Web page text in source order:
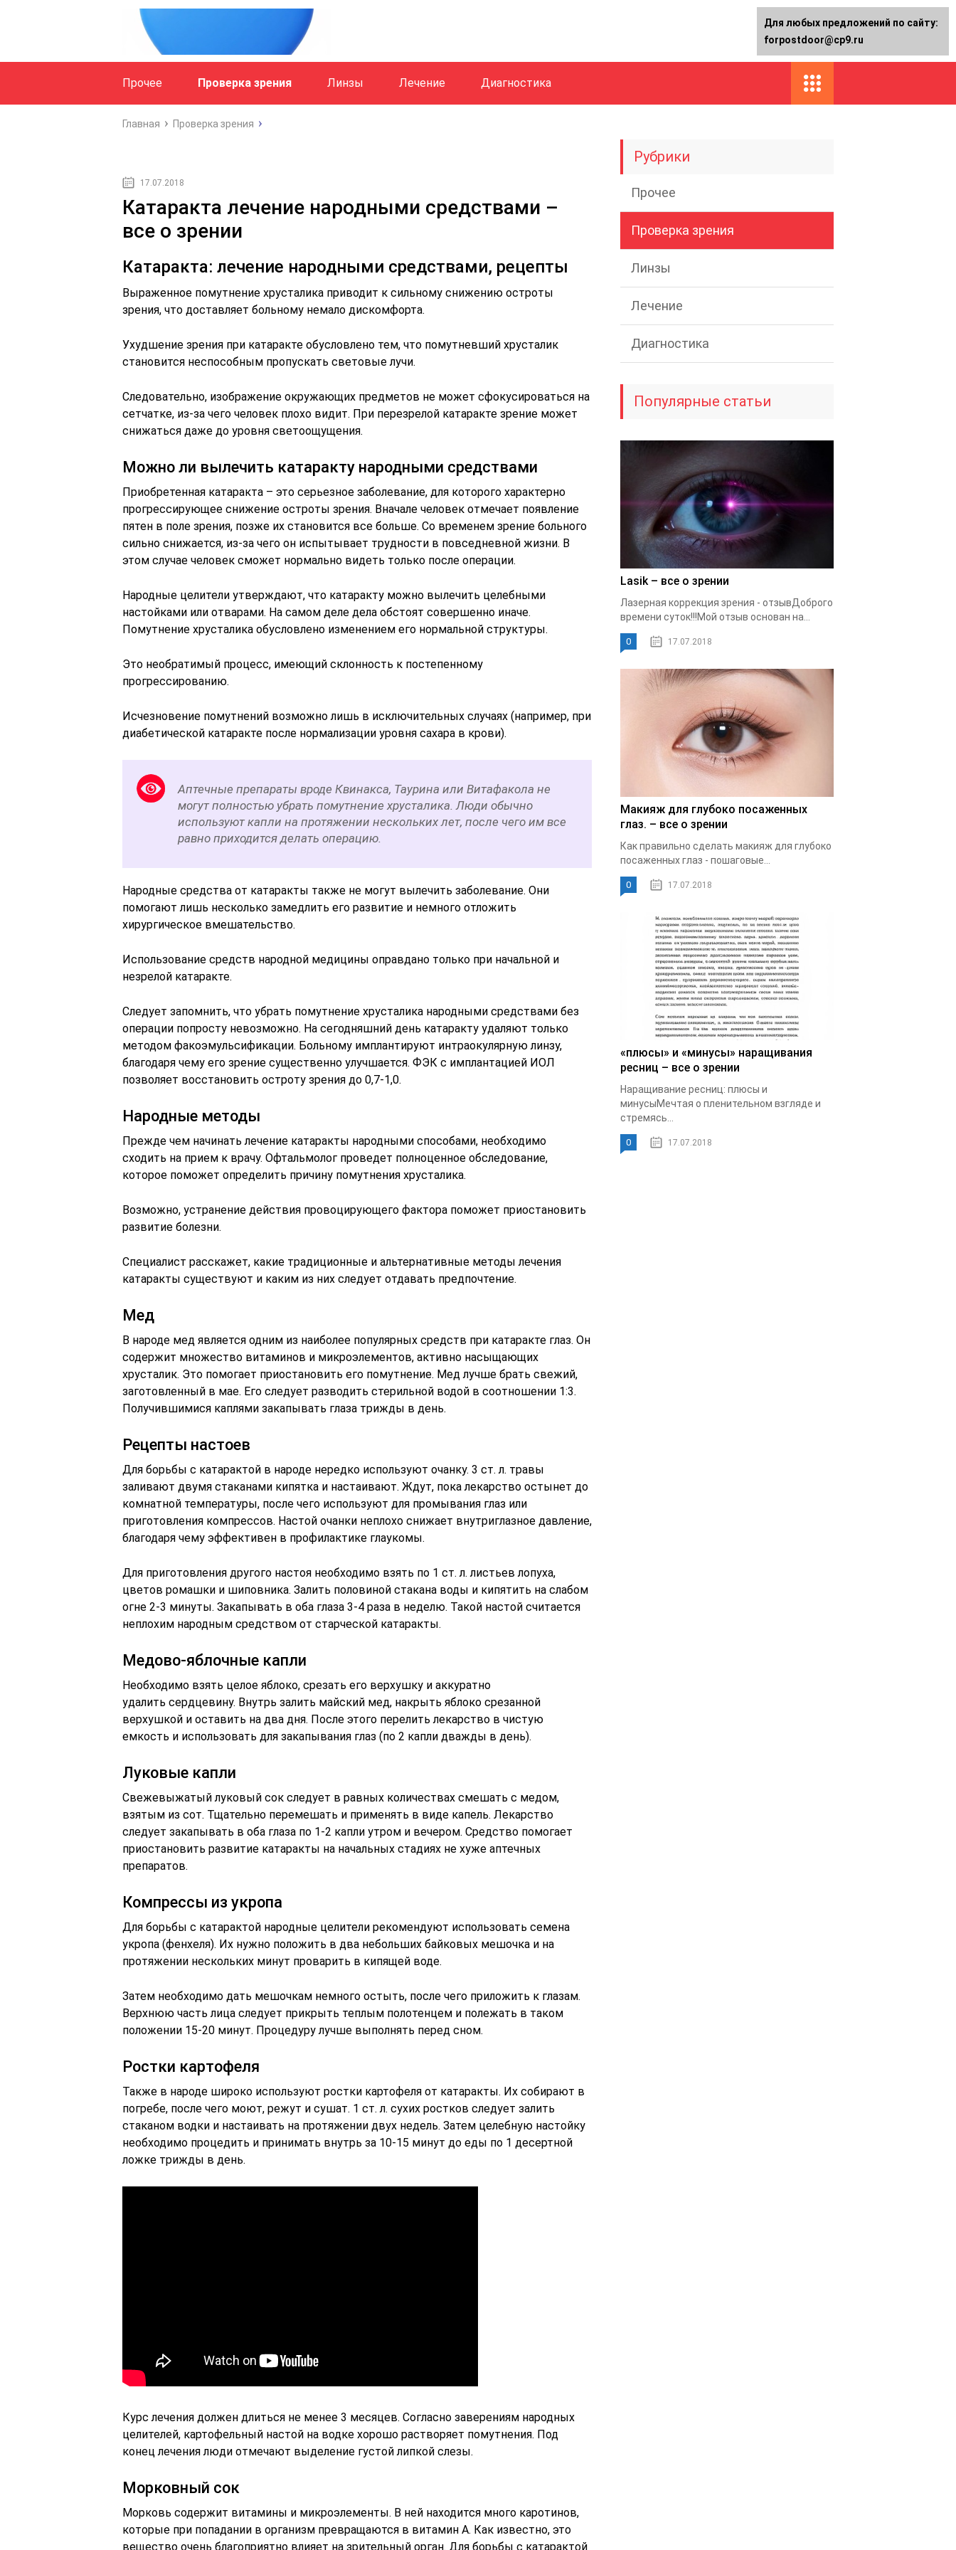
Прочее Проверка зрения Линзы Лечение Диагностика
Главная Проверка зрения
17.07.2018
Катаракта лечение народными средствами –
все о зрении
Катаракта: лечение народными средствами, рецепты
Выраженное помутнение хрусталика приводит к сильному снижению остроты
зрения, что доставляет больному немало дискомфорта.
Ухудшение зрения при катаракте обусловлено тем, что помутневший хрусталик
становится неспособным пропускать световые лучи.
Следовательно, изображение окружающих предметов не может сфокусироваться на
сетчатке, из-за чего человек плохо видит. При перезрелой катаракте зрение может
снижаться даже до уровня светоощущения.
Можно ли вылечить катаракту народными средствами
Приобретенная катаракта – это серьезное заболевание, для которого характерно
прогрессирующее снижение остроты зрения. Вначале человек отмечает появление
пятен в поле зрения, позже их становится все больше. Со временем зрение больного
сильно снижается, из-за чего он испытывает трудности в повседневной жизни. В
этом случае человек сможет нормально видеть только после операции.
Народные целители утверждают, что катаракту можно вылечить целебными
настойками или отварами. На самом деле дела обстоят совершенно иначе.
Помутнение хрусталика обусловлено изменением его нормальной структуры.
Это необратимый процесс, имеющий склонность к постепенному
прогрессированию.
Исчезновение помутнений возможно лишь в исключительных случаях (например, при
диабетической катаракте после нормализации уровня сахара в крови).
Аптечные препараты вроде Квинакса, Таурина или Витафакола не
могут полностью убрать помутнение хрусталика. Люди обычно
используют капли на протяжении нескольких лет, после чего им все
равно приходится делать операцию.
Народные средства от катаракты также не могут вылечить заболевание. Они
помогают лишь несколько замедлить его развитие и немного отложить
хирургическое вмешательство.
Использование средств народной медицины оправдано только при начальной и
незрелой катаракте.
Следует запомнить, что убрать помутнение хрусталика народными средствами без
операции попросту невозможно. На сегодняшний день катаракту удаляют только
методом факоэмульсификации. Больному имплантируют интраокулярную линзу,
благодаря чему его зрение существенно улучшается. ФЭК с имплантацией ИОЛ
позволяет восстановить остроту зрения до 0,7-1,0.
Народные методы
Прежде чем начинать лечение катаракты народными способами, необходимо
сходить на прием к врачу. Офтальмолог проведет полноценное обследование,
которое поможет определить причину помутнения хрусталика.
Возможно, устранение действия провоцирующего фактора поможет приостановить
развитие болезни.
Специалист расскажет, какие традиционные и альтернативные методы лечения
катаракты существуют и каким из них следует отдавать предпочтение.
Мед
В народе мед является одним из наиболее популярных средств при катаракте глаз. Он
содержит множество витаминов и микроэлементов, активно насыщающих
хрусталик. Это помогает приостановить его помутнение. Мед лучше брать свежий,
заготовленный в мае. Его следует разводить стерильной водой в соотношении 1:3.
Получившимися каплями закапывать глаза трижды в день.
Рецепты настоев
Для борьбы с катарактой в народе нередко используют очанку. 3 ст. л. травы
заливают двумя стаканами кипятка и настаивают. Ждут, пока лекарство остынет до
комнатной температуры, после чего используют для промывания глаз или
приготовления компрессов. Настой очанки неплохо снижает внутриглазное давление,
благодаря чему эффективен в профилактике глаукомы.
Для приготовления другого настоя необходимо взять по 1 ст. л. листьев лопуха,
цветов ромашки и шиповника. Залить половиной стакана воды и кипятить на слабом
огне 2-3 минуты. Закапывать в оба глаза 3-4 раза в неделю. Такой настой считается
неплохим народным средством от старческой катаракты.
Медово-яблочные капли
Необходимо взять целое яблоко, срезать его верхушку и аккуратно
удалить сердцевину. Внутрь залить майский мед, накрыть яблоко срезанной
верхушкой и оставить на два дня. После этого перелить лекарство в чистую
емкость и использовать для закапывания глаз (по 2 капли дважды в день).
Луковые капли
Свежевыжатый луковый сок следует в равных количествах смешать с медом,
взятым из сот. Тщательно перемешать и применять в виде капель. Лекарство
следует закапывать в оба глаза по 1-2 капли утром и вечером. Средство помогает
приостановить развитие катаракты на начальных стадиях не хуже аптечных
препаратов.
Компрессы из укропа
Для борьбы с катарактой народные целители рекомендуют использовать семена
укропа (фенхеля). Их нужно положить в два небольших байковых мешочка и на
протяжении нескольких минут проварить в кипящей воде.
Затем необходимо дать мешочкам немного остыть, после чего приложить к глазам.
Верхнюю часть лица следует прикрыть теплым полотенцем и полежать в таком
положении 15-20 минут. Процедуру лучше выполнять перед сном.
Ростки картофеля
Также в народе широко используют ростки картофеля от катаракты. Их собирают в
погребе, после чего моют, режут и сушат. 1 ст. л. сухих ростков следует залить
стаканом водки и настаивать на протяжении двух недель. Затем целебную настойку
необходимо процедить и принимать внутрь за 10-15 минут до еды по 1 десертной
ложке трижды в день.
Курс лечения должен длиться не менее 3 месяцев. Согласно заверениям народных
целителей, картофельный настой на водке хорошо растворяет помутнения. Под
конец лечения люди отмечают выделение густой липкой слезы.
Морковный сок
Морковь содержит витамины и микроэлементы. В ней находится много каротинов,
которые при попадании в организм превращаются в витамин А. Как известно, это
вещество очень благоприятно влияет на зрительный орган. Для борьбы с катарактой
Рубрики
Прочее
Проверка зрения
Линзы
Лечение
Диагностика
Популярные статьи
Lasik – все о зрении
Лазерная коррекция зрения - отзывДоброго
времени суток!!!Мой отзыв основан на...
0 17.07.2018
Макияж для глубоко посаженных
глаз. – все о зрении
Как правильно сделать макияж для глубоко
посаженных глаз - пошаговые...
0 17.07.2018
«плюсы» и «минусы» наращивания
ресниц – все о зрении
Наращивание ресниц: плюсы и
минусыМечтая о пленительном взгляде и
стремясь...
0 17.07.2018
Для любых предложений по сайту:
forpostdoor@cp9.ru